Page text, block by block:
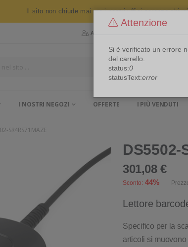
Il sito non chiude mai ma i nostri uffici saranno
Area Riservata
I NOSTRI NEGOZI OFFERTE I PIÙ VENDUTI
SR4RS71MAZE
DS5502-
301,08 €
Sconto: 44%
Lettore
Specifico per la
articoli si
Attenzione
Si è verificato un errore
del carrello.
status:0
statusText:error